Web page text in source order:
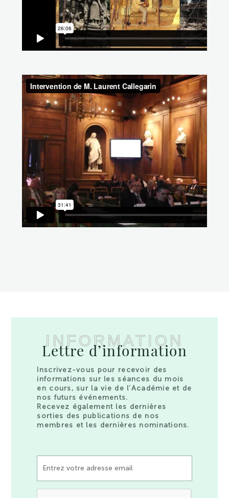
INFORMATION
Lettre d’information
Inscrivez-vous pour recevoir des
informations sur les séances du mois
en cours, sur la vie de l’Académie et de
nos futurs événements.
Recevez également les dernières
sorties des publications de nos
membres et les dernières nominations.